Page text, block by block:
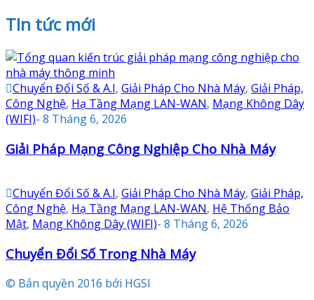
TIn tức mới
Chuyển Đổi Số & A.I, Giải Pháp Cho Nhà Máy, Giải Pháp,
Công Nghệ, Hạ Tầng Mạng LAN-WAN, Mạng Không Dây
(WIFI)- 8 Tháng 6, 2026
Giải Pháp Mạng Công Nghiệp Cho Nhà Máy
Chuyển Đổi Số & A.I, Giải Pháp Cho Nhà Máy, Giải Pháp,
Công Nghệ, Hạ Tầng Mạng LAN-WAN, Hệ Thống Bảo
Mật, Mạng Không Dây (WIFI)- 8 Tháng 6, 2026
Chuyển Đổi Số Trong Nhà Máy
© Bản quyền 2016 bởi HGSI